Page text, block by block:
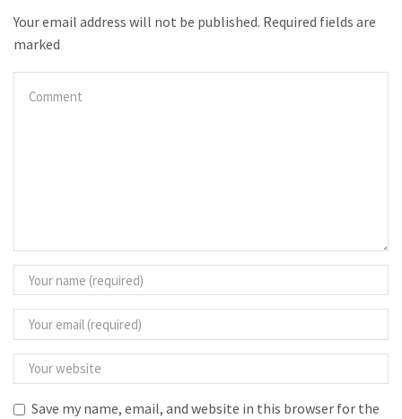
Your email address will not be published. Required fields are
marked
Save my name, email, and website in this browser for the